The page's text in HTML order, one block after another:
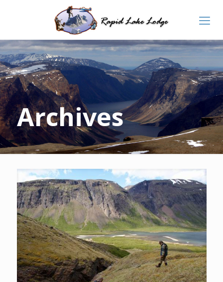
Archives